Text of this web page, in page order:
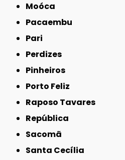
Moóca
Pacaembu
Pari
Perdizes
Pinheiros
Porto Feliz
Raposo Tavares
República
Sacomã
Santa Cecília